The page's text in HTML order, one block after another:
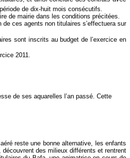
de dix-huit mois consécutifs.
de mairie dans les conditions précitées.
ces agents non titulaires s’effectuera sur
sont inscrits au budget de l’exercice en
2011.
de ses aquarelles l’an passé. Cette
reste une bonne alternative, les enfants
des milieux différents et rentrent